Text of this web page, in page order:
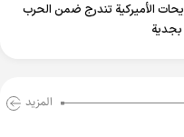
الأميركية تندرج ضمن الحرب
المزید